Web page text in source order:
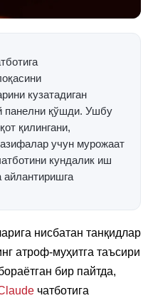
кузатадиган
панелни қўшди. Ушбу
қилингани,
учун мурожаат
кундалик иш
айлантиришга
нисбатан танқидлар
атроф-муҳитга таъсири
бир пайтда,
чатботига